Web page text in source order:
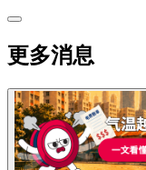
更多消息